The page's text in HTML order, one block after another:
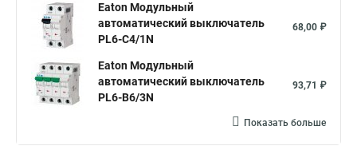
Eaton Модульный
автоматический выключатель
PL6-C4/1N
68,00 ₽
Eaton Модульный
автоматический выключатель
PL6-B6/3N
93,71 ₽
Показать больше